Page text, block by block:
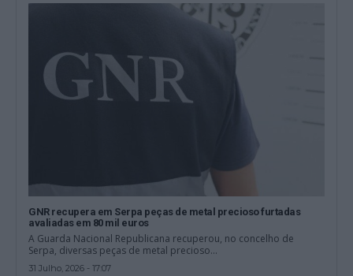
GNR recupera em Serpa peças de metal precioso furtadas
avaliadas em 80 mil euros
A Guarda Nacional Republicana recuperou, no concelho de
Serpa, diversas peças de metal precioso...
31 Julho, 2026 - 17:07